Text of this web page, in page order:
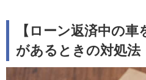
【ローン返済中の
があるときの対処法